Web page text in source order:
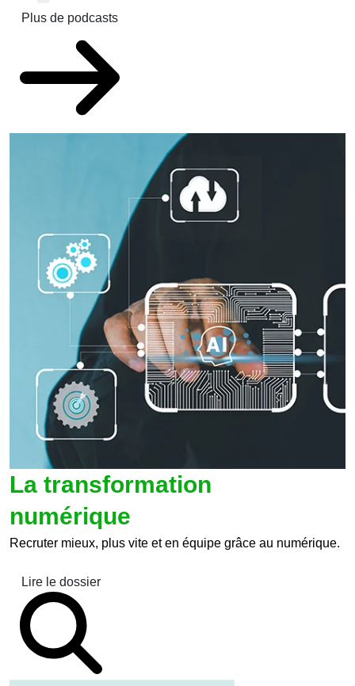
Plus de podcasts
La transformation
numérique
Recruter mieux, plus vite et en équipe grâce au numérique.
Lire le dossier